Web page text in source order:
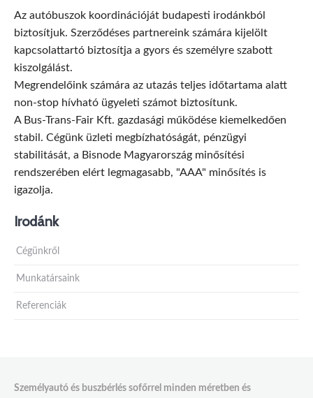
Az autóbuszok koordinációját budapesti irodánkból
biztosítjuk. Szerződéses partnereink számára kijelölt
kapcsolattartó biztosítja a gyors és személyre szabott
kiszolgálást.
Megrendelőink számára az utazás teljes időtartama alatt
non-stop hívható ügyeleti számot biztosítunk.
A Bus-Trans-Fair Kft. gazdasági működése kiemelkedően
stabil. Cégünk üzleti megbízhatóságát, pénzügyi
stabilitását, a Bisnode Magyarország minősítési
rendszerében elért legmagasabb, "AAA" minősítés is
igazolja.
Irodánk
Cégünkről
Munkatársaink
Referenciák
Személyautó és buszbérlés sofőrrel minden méretben és